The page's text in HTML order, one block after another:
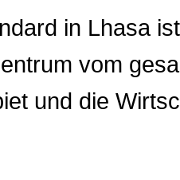
in Lhasa
vom
und die